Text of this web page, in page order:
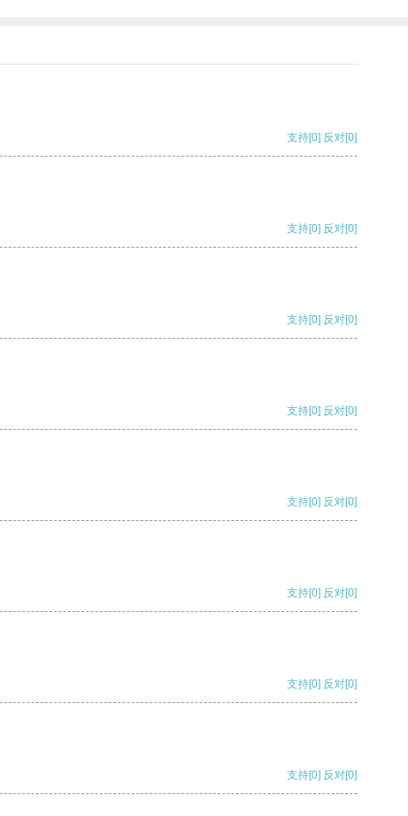
支持[0] 反对[0]
支持[0] 反对[0]
支持[0] 反对[0]
支持[0] 反对[0]
支持[0] 反对[0]
支持[0] 反对[0]
支持[0] 反对[0]
支持[0] 反对[0]